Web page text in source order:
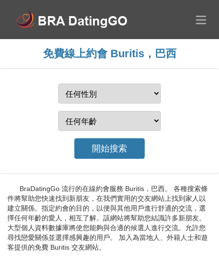
免費線上約會 Buritis，巴西
BraDatingGo 流行的在線約會服務 Buritis，巴西。 各種搜索條
件將幫助您快速找到新朋友，在我們實用的交友網站上找到家人以
建立關係。指定約會的目的，以便與其他用戶進行舒適的交流，選
擇任何年齡的愛人，相互了解。該網站將幫助您結識許多新朋友。
大型個人資料數據庫將使您能夠與合適的候選人進行交流。允許您
尋找戀愛關係並選擇感興趣的用戶。 加入為當地人、外籍人士和遊
客提供的免費 Buritis 交友網站。